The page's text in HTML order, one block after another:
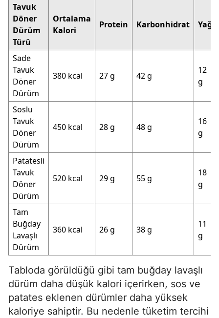
Tavuk
Döner
Dürüm
Türü
Ortalama
Kalori
Protein Karbonhidrat Yağ
Sade
Tavuk
Döner
Dürüm
380 kcal 27 g 42 g
12
g
Soslu
Tavuk
Döner
Dürüm
450 kcal 28 g 48 g
16
g
Patatesli
Tavuk
Döner
Dürüm
520 kcal 29 g 55 g
18
g
Tam
Buğday
Lavaşlı
Dürüm
360 kcal 26 g 38 g
11
g
Tabloda görüldüğü gibi tam buğday lavaşlı
dürüm daha düşük kalori içerirken, sos ve
patates eklenen dürümler daha yüksek
kaloriye sahiptir. Bu nedenle tüketim tercihi